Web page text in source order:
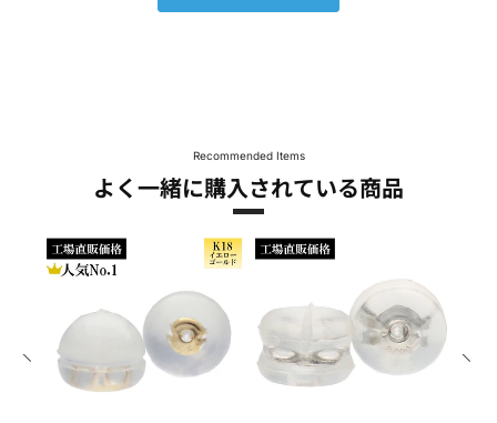
Recommended Items
よく一緒に購入されている商品